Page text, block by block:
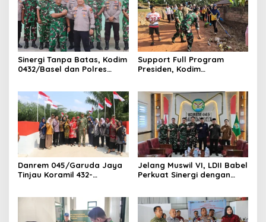
‎Sinergi Tanpa Batas, Kodim
0432/Basel dan Polres
Support Full Program
Presiden, Kodim
Bakti Jumat Bersih
Danrem 045/Garuda Jaya
Tinjau Koramil 432-
Jelang Muswil VI, LDII Babel
Perkuat Sinergi dengan